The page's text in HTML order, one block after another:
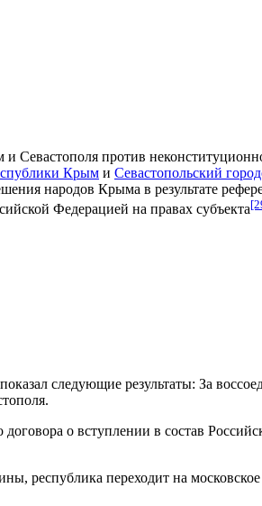
Севастополя против
Крым и Севастопольский
народов Крыма в результате
Федерацией на правах субъекта
показал следующие результаты: За
о вступлении в состав
республика переходит на